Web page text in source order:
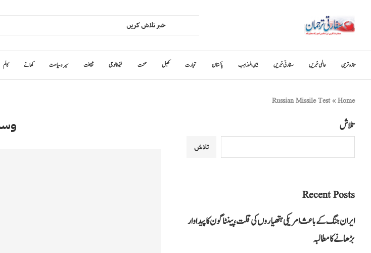
تازہ ترین عالمی خبریں سفارتی خبریں بین المذاہب پاکستان تجارت کھیل صحت ٹیکنالوجی ثقافت سیر و سیاحت کھانے کالم
Home
»
Russian Missile Test
تلاش
تلاش
Recent Posts
ایران جنگ کے باعث امریکی ہتھیاروں کی قلت، پینٹاگون کا پیداوار
بڑھانے کا مطالبہ